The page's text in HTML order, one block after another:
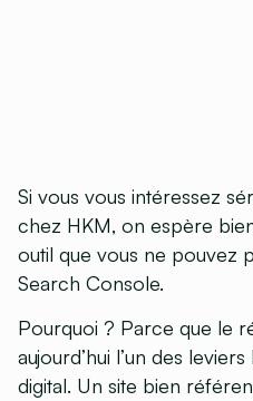
Si vous vous intéressez
chez HKM, on espère
outil que vous ne pouvez
Search Console.
Pourquoi ? Parce que le
aujourd’hui l’un des
digital. Un site bien